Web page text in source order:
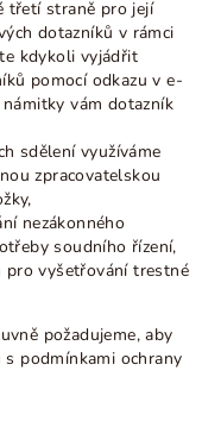
třetí straně pro její
dotazníků v rámci
kdykoli vyjádřit
pomocí odkazu v e-
vám dotazník
sdělení využíváme
zpracovatelskou
nezákonného
soudního řízení,
pro vyšetřování trestné
požadujeme, aby
podmínkami ochrany